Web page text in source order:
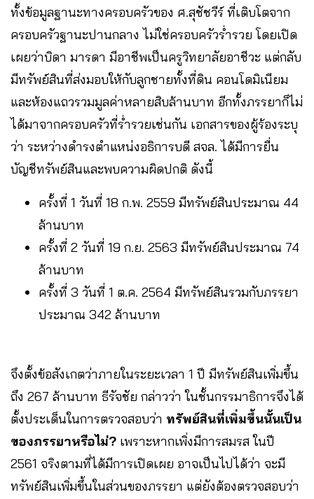
ทั้งข้อมูลฐานะทางครอบครัวของ ศ.สุชัชวีร์ ที่เติบโตจาก
ครอบครัวฐานะปานกลาง ไม่ใช่ครอบครัวร่ำรวย โดยเปิด
เผยว่าบิดา มารดา มีอาชีพเป็นครูวิทยาลัยอาชีวะ แต่กลับ
มีทรัพย์สินที่ส่งมอบให้กับลูกชายทั้งที่ดิน คอนโดมิเนียม
และห้องแถวรวมมูลค่าหลายสิบล้านบาท อีกทั้งภรรยาก็ไม่
ได้มาจากครอบครัวที่ร่ำรวยเช่นกัน เอกสารของผู้ร้องระบุ
ว่า ระหว่างดำรงตำแหน่งอธิการบดี สจล. ได้มีการยื่น
บัญชีทรัพย์สินและพบความผิดปกติ ดังนี้
ครั้งที่ 1 วันที่ 18 ก.พ. 2559 มีทรัพย์สินประมาณ 44
ล้านบาท
ครั้งที่ 2 วันที่ 19 ก.ย. 2563 มีทรัพย์สินประมาณ 74
ล้านบาท
ครั้งที่ 3 วันที่ 1 ต.ค. 2564 มีทรัพย์สินรวมกับภรรยา
ประมาณ 342 ล้านบาท
จึงตั้งข้อสังเกตว่าภายในระยะเวลา 1 ปี มีทรัพย์สินเพิ่มขึ้น
ถึง 267 ล้านบาท ธีรัจชัย กล่าวว่า ในชั้นกรรมาธิการจึงได้
ตั้งประเด็นในการตรวจสอบว่า ทรัพย์สินที่เพิ่มขึ้นนั้นเป็น
ของภรรยาหรือไม่? เพราะหากเพิ่งมีการสมรส ในปี
2561 จริงตามที่ได้มีการเปิดเผย อาจเป็นไปได้ว่า จะมี
ทรัพย์สินเพิ่มขึ้นในส่วนของภรรยา แต่ยังต้องตรวจสอบว่า